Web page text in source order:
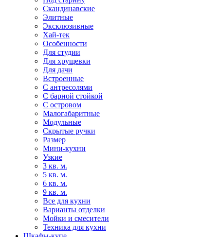
Скандинавские
Элитные
Эксклюзивные
Хай-тек
Особенности
Для студии
Для хрущевки
Для дачи
Встроенные
С антресолями
С барной стойкой
С островом
Малогабаритные
Модульные
Скрытые ручки
Размер
Мини-кухни
Узкие
3 кв. м.
5 кв. м.
6 кв. м.
9 кв. м.
Все для кухни
Варианты отделки
Мойки и смесители
Техника для кухни